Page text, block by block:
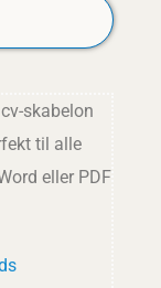
skabelon
til alle
eller PDF